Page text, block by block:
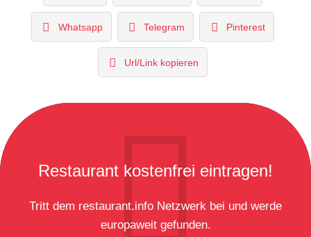
Whatsapp Telegram Pinterest
Url/Link kopieren
Restaurant kostenfrei eintragen!
Tritt dem restaurant.info Netzwerk bei und werde
europaweit gefunden.